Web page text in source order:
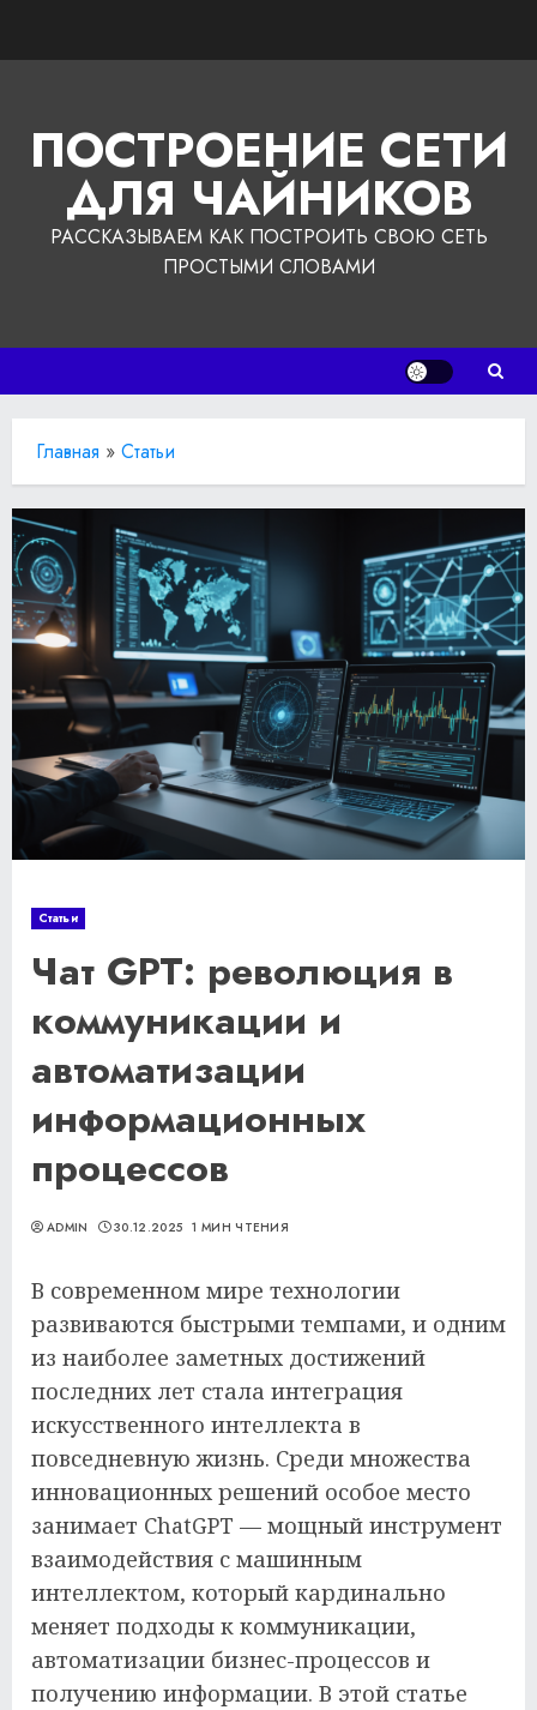
ПОСТРОЕНИЕ СЕТИ
ДЛЯ ЧАЙНИКОВ
РАССКАЗЫВАЕМ КАК ПОСТРОИТЬ СВОЮ СЕТЬ
ПРОСТЫМИ СЛОВАМИ
Главная » Статьи
Статьи
Чат GPT: революция в
коммуникации и
автоматизации
информационных
процессов
ADMIN 30.12.2025 1 МИН ЧТЕНИЯ
В современном мире технологии
развиваются быстрыми темпами, и одним
из наиболее заметных достижений
последних лет стала интеграция
искусственного интеллекта в
повседневную жизнь. Среди множества
инновационных решений особое место
занимает ChatGPT — мощный инструмент
взаимодействия с машинным
интеллектом, который кардинально
меняет подходы к коммуникации,
автоматизации бизнес-процессов и
получению информации. В этой статье